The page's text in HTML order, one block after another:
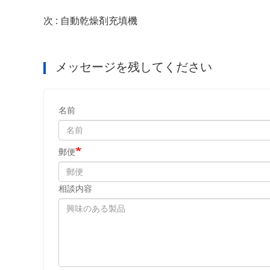
次 : 自動乾燥剤充填機
メッセージを残してください
名前
郵便
相談内容